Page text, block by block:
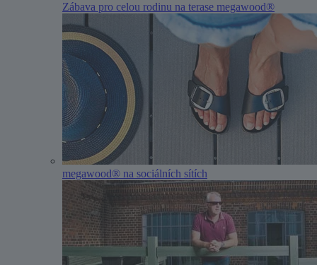
Zábava pro celou rodinu na terase megawood®
megawood® na sociálních sítích